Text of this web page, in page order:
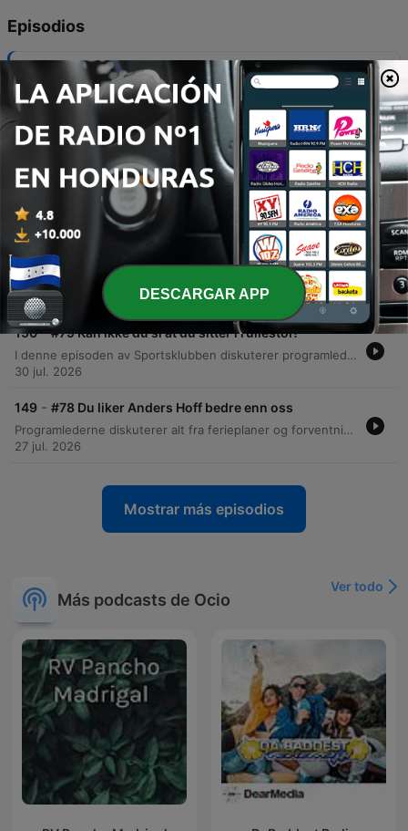
Episodios
#81 Flere hundre meter bak startstreken på
Norseman
Ukas iddiot: Vi kan anerkjenne f*tteskatt og 69
kroner
Sportsklubben er tilbake fra sommerferien og tar for seg alt fra virale Instagram-reklamer og 'pop-sjokk' på fotballkamper til politiske utspill om Erling Braut Haaland. Programlederne diskuterer også kontroversielle debatter om sosial etikette i naturen og menns oppførsel i skogen. Episoden går videre med lytterinnspill og absurde nyheter, inkludert historier om 'fitteskatt', fjernhealing for dyr og en rystende lytterhistorie om et mislykket seksuelt eksperiment under en familieferie. Programmet avsluttes med informasjon om kommende live-show.
06 ago. 2026
151 -
#80 Tidenes drøyeste spørsmål fra
mobilsvareren
Programlederne diskuterer ulike temaer, inkludert irritasjon over matvideoer på sosiale medier og deres egne matpreferanser. Samtalen beveger seg videre til et ekstremt og kontroversielt tankeeksperiment om et incestuøst dilemma. Episoden utforsker også debatten om objektive kriterier for god musikk, med sammenligninger mellom Elvis og moderne strømmetrender, før den avsluttes med en diskusjon om hvordan vannmolekyler reagerer på ulike typer lyd og energi.
03 ago. 2026
150 - #79 Kan ikke du si at du sitter i rullestol?
I denne episoden av Sportsklubben diskuterer programlederne overgangen fra sommer til høst, samt de emosjonelle aspektene ved at ferien nærmer seg slutten. De reflekterer over gleden ved å se frem til ting kontra det å leve i øyeblikket. Programmet går videre til å svare på lytterspørsmål om alt fra Uber-rating og personlige erfaringer med transporttjenester, til hvem som er dårligst på byggeprosjekter. De diskuterer også favoritt-TV-programmer de kunne sett resten av livet, inkludert Grey's Anatomy, Seinfeld og The Office.
30 jul. 2026
149 - #78 Du liker Anders Hoff bedre enn oss
Programlederne diskuterer alt fra ferieplaner og forventninger rundt en kommende fødsel, til personlige anekdoter om bursdager og familieforhold. Episoden tar også for seg humoristiske lytterspørsmål om anatomi og definisjonen av svigerfamilie. Diskusjonen beveger seg videre til sportstemaer, med fokus på regler rundt hjemme- og bortedrakter i fotball, samt tekniske detaljer ved bruk av fotballstrømper.
27 jul. 2026
Mostrar más episodios
Más podcasts de Ocio
Ver todo
DESCARGAR APP